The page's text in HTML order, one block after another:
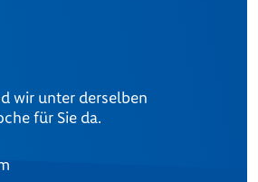
wir unter derselben
für Sie da.